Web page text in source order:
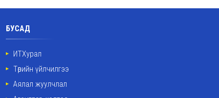
БУСАД
ИТХурал
Төрийн үйлчилгээ
Аялал жуулчлал